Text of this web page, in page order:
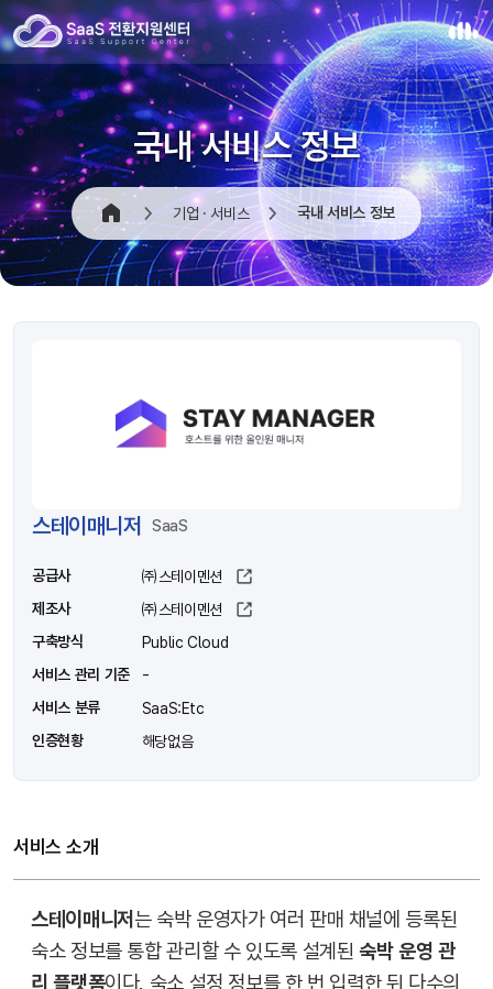
국내 서비스 정보
기업 · 서비스 국내 서비스 정보
스테이매니저 SaaS
공급사
㈜스테이멘션
제조사
㈜스테이멘션
구축방식
Public Cloud
서비스 관리 기준
-
서비스 분류
SaaS:Etc
인증현황
해당없음
서비스 소개
스테이매니저 는 숙박 운영자가 여러 판매 채널에 등록된
숙소 정보를 통합 관리할 수 있도록 설계된 숙박 운영 관
리 플랫폼이다. 숙소 설정 정보를 한 번 입력한 뒤 다수의